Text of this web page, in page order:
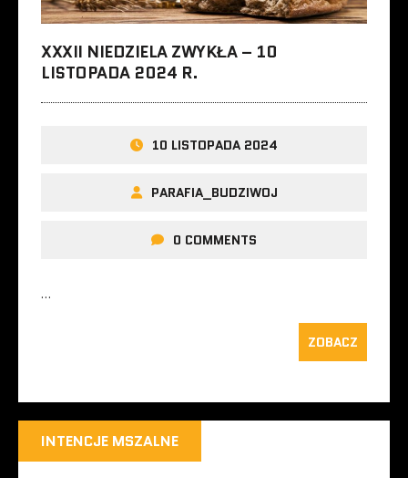
XXXII NIEDZIELA ZWYKŁA – 10
LISTOPADA 2024 R.
10 LISTOPADA 2024
PARAFIA_BUDZIWOJ
0 COMMENTS
…
ZOBACZ
INTENCJE MSZALNE